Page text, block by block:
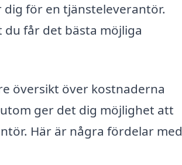
för en tjänsteleverantör.
får det bästa möjliga
översikt över kostnaderna
ger det dig möjlighet att
Här är några fördelar med